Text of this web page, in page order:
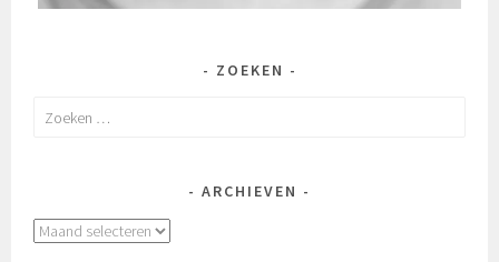
ZOEKEN
Zoeken
ARCHIEVEN
Archieven